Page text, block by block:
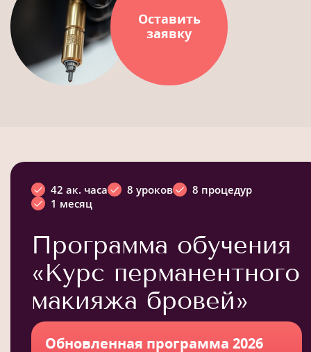
Оставить
заявку
42 ак. часа 8 уроков
8 процедур
1 месяц
Программа обучения
«Курс перманентного
макияжа бровей»
Обновленная программа 2026